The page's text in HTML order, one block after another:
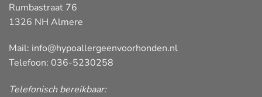
Rumbastraat 76
1326 NH Almere
Mail: info@hypoallergeenvoorhonden.nl
Telefoon: 036-5230258
Telefonisch bereikbaar: